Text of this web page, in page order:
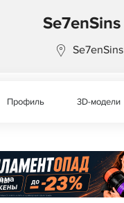
Se7enSins
Se7enSins
Профиль 3D-модели